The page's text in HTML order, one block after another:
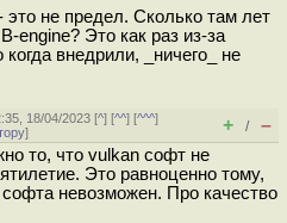
это не предел. Сколько там лет
engine? Это как раз из-за
когда внедрили, _ничего_ не
18/04/2023 [^] [^^] [^^^]
] + / –
то, что vulkan софт не
Это равноценно тому,
софта невозможен. Про качество